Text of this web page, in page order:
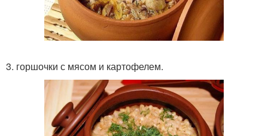
3. горшочки с мясом и картофелем.